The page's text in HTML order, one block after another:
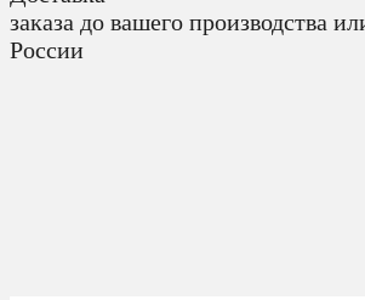
заказа до вашего производства
России